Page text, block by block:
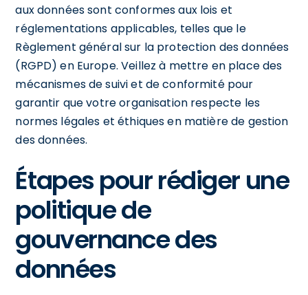
aux données sont conformes aux lois et
réglementations applicables, telles que le
Règlement général sur la protection des données
(RGPD) en Europe. Veillez à mettre en place des
mécanismes de suivi et de conformité pour
garantir que votre organisation respecte les
normes légales et éthiques en matière de gestion
des données.
Étapes pour rédiger une
politique de
gouvernance des
données